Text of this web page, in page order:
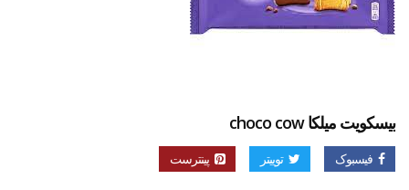
بیسکویت میلکا choco cow
فیسبوک توییتر پینترست